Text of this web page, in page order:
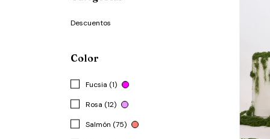
Descuentos
Color
Fucsia (1)
Rosa (12)
Salmón (75)